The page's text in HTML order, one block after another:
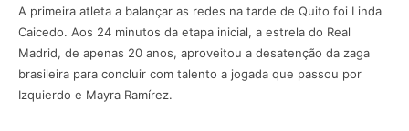
A primeira atleta a balançar as redes na tarde de Quito foi Linda
Caicedo. Aos 24 minutos da etapa inicial, a estrela do Real
Madrid, de apenas 20 anos, aproveitou a desatenção da zaga
brasileira para concluir com talento a jogada que passou por
Izquierdo e Mayra Ramírez.